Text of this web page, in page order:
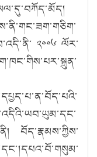
༢༠༠༦ ལོར་
བོད་རྣམས་ཀྱིས་